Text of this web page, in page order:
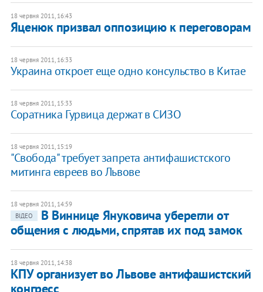
18 червня 2011, 16:43
Яценюк призвал оппозицию к переговорам
18 червня 2011, 16:33
Украина откроет еще одно консульство в Китае
18 червня 2011, 15:33
Соратника Гурвица держат в СИЗО
18 червня 2011, 15:19
"Свобода" требует запрета антифашистского
митинга евреев во Львове
18 червня 2011, 14:59
ВІДЕО
В Виннице Януковича уберегли от
общения с людьми, спрятав их под замок
18 червня 2011, 14:38
КПУ организует во Львове антифашистский
конгресс